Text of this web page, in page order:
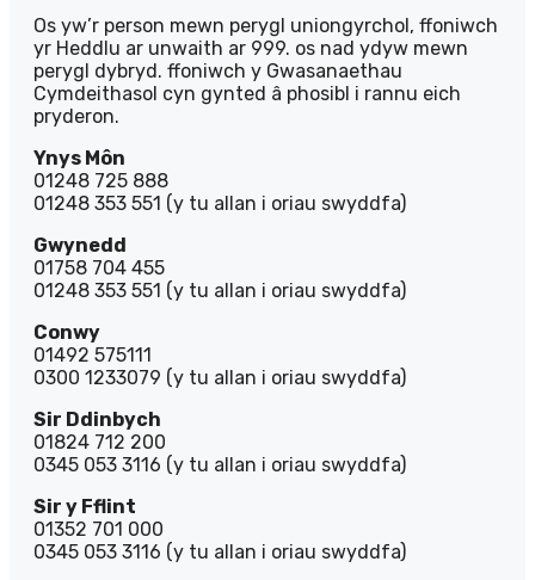
Os yw’r person mewn perygl uniongyrchol, ffoniwch
yr Heddlu ar unwaith ar 999. os nad ydyw mewn
perygl dybryd. ffoniwch y Gwasanaethau
Cymdeithasol cyn gynted â phosibl i rannu eich
pryderon.
Ynys Môn
01248 725 888
01248 353 551 (y tu allan i oriau swyddfa)
Gwynedd
01758 704 455
01248 353 551 (y tu allan i oriau swyddfa)
Conwy
01492 575111
0300 1233079 (y tu allan i oriau swyddfa)
Sir Ddinbych
01824 712 200
0345 053 3116 (y tu allan i oriau swyddfa)
Sir y Fflint
01352 701 000
0345 053 3116 (y tu allan i oriau swyddfa)